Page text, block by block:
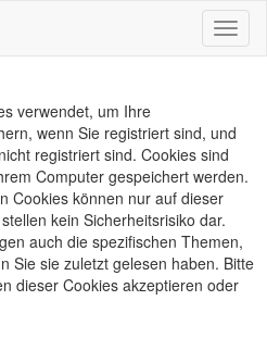
verwendet, um Ihre
wenn Sie registriert sind, und
registriert sind. Cookies sind
Computer gespeichert werden.
Cookies können nur auf dieser
kein Sicherheitsrisiko dar.
auch die spezifischen Themen,
Sie sie zuletzt gelesen haben. Bitte
dieser Cookies akzeptieren oder